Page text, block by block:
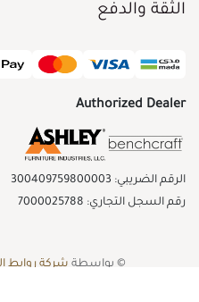
الثقة والدفع
Authorized Dealer
الرقم الضريبي: 300409759800003
رقم السجل التجاري: 7000025788
© بواسطة شركة روابط